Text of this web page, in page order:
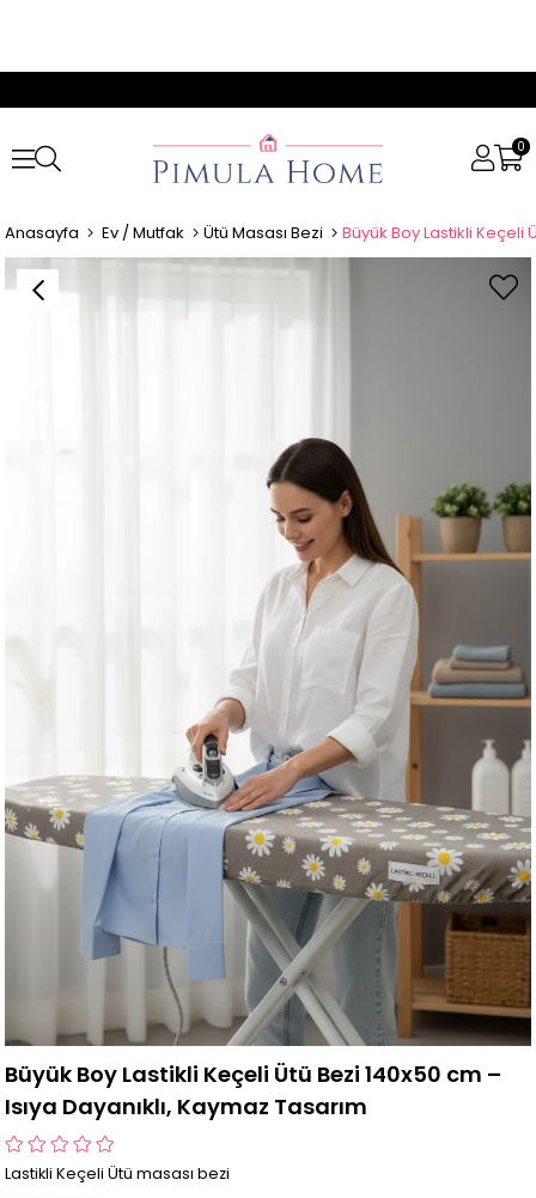
0
Anasayfa Ev / Mutfak Ütü Masası Bezi
Büyük Boy Lastikli Keçeli Ütü Bezi 140x50 cm –
Isıya Dayanıklı, Kaymaz Tasarım
Lastikli Keçeli Ütü masası bezi